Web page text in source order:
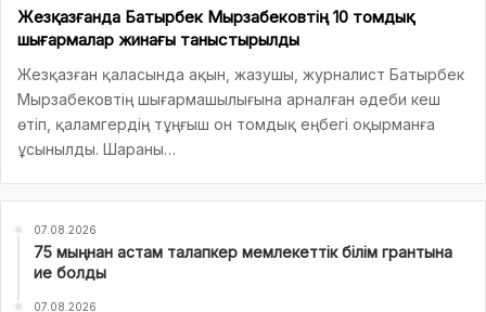
Жезқазғанда Батырбек Мырзабековтің 10 томдық
шығармалар жинағы таныстырылды
Жезқазған қаласында ақын, жазушы, журналист Батырбек
Мырзабековтің шығармашылығына арналған әдеби кеш
өтіп, қаламгердің тұңғыш он томдық еңбегі оқырманға
ұсынылды. Шараны…
07.08.2026
75 мыңнан астам талапкер мемлекеттік білім грантына
ие болды
07.08.2026